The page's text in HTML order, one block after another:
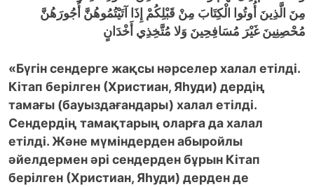
مِنَ الَّذِينَ أُوتُوا الْكِتَابَ مِنْ قَبْلِكُمْ إِذَا آتَيْتُمُوهُنَّ أُجُورَهُنَّ
مُحْصِنِينَ غَيْرَ مُسَافِحِينَ وَلا مُتَّخِذِي أَخْدَانٍ
«Бүгін сендерге жақсы нәрселер халал етілді.
Кітап берілген (Христиан, Яһуди) дердің
тамағы (бауыздағандары) халал етілді.
Сендердің тамақтарың оларға да халал
етілді. Және мүміндерден абыройлы
әйелдермен әрі сендерден бұрын Кітап
берілген (Христиан, Яһуди) дерден де